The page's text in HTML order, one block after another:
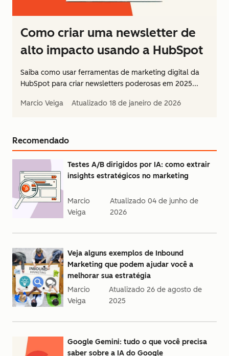
Como criar uma newsletter de
alto impacto usando a HubSpot
Saiba como usar ferramentas de marketing digital da
HubSpot para criar newsletters poderosas em 2025...
Marcio Veiga Atualizado 18 de janeiro de 2026
Recomendado
Testes A/B dirigidos por IA: como extrair
insights estratégicos no marketing
Marcio
Veiga
Atualizado 04 de junho de
2026
Veja alguns exemplos de Inbound
Marketing que podem ajudar você a
melhorar sua estratégia
Marcio
Veiga
Atualizado26 de agosto de
2025
Google Gemini: tudo o que você precisa
saber sobre a IA do Google